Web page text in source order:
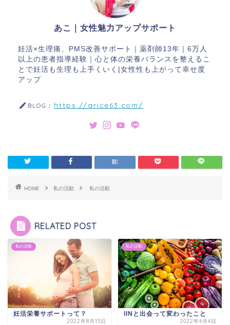
あこ｜女性魅力アップサポート
妊活×生理痛、PMS改善サポート｜薬剤師13年｜6万人
以上の患者指導経験｜心と体の栄養バランスを整えるこ
とで妊活も生理も上手くいく|女性性も上がって幸せ度
アップ
BLOG： https://arice63.com/
HOME 私の活動 私の活動
RELATED POST
私の活動
妊活栄養サポートって？
2022年8月15日
私の活動
IINと出会って変わったこと
2022年4月4日